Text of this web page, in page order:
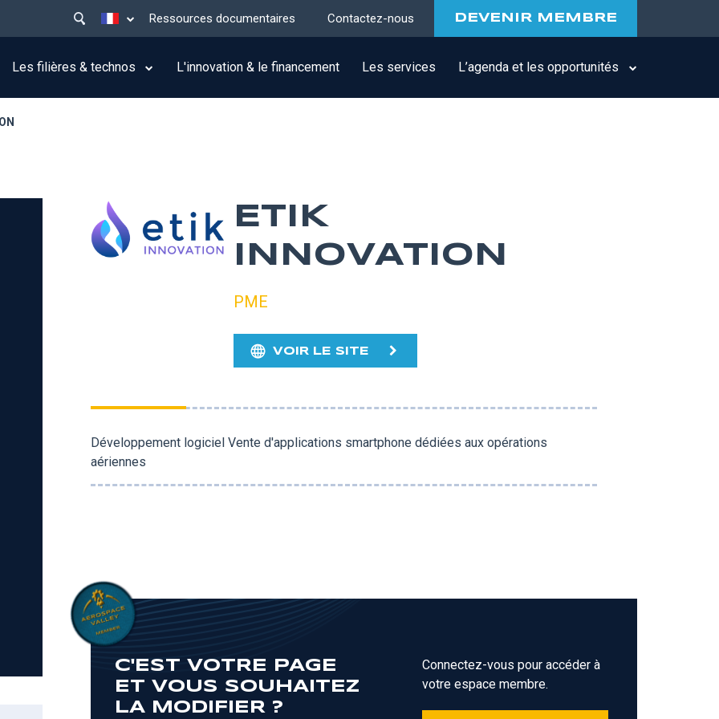
Lister les actions supplémentaires
menu
top
Ressources documentaires Contactez-nous DEVENIR MEMBRE
Les filières & technos L'innovation & le financement Les services L’agenda et les opportunités
ETIK
INNOVATION
PME
VOIR LE SITE
Développement logiciel Vente d'applications smartphone dédiées aux opérations
aériennes
C'EST VOTRE PAGE
ET VOUS SOUHAITEZ
LA MODIFIER ?
Connectez-vous pour accéder à
votre espace membre.